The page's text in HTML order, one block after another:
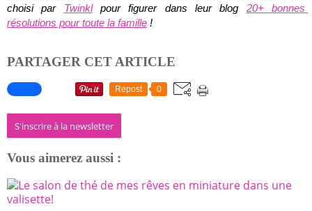
choisi par Twinkl pour figurer dans leur blog 20+ bonnes
résolutions pour toute la famille !
PARTAGER CET ARTICLE
Repost 0
S'inscrire à la newsletter
Vous aimerez aussi :